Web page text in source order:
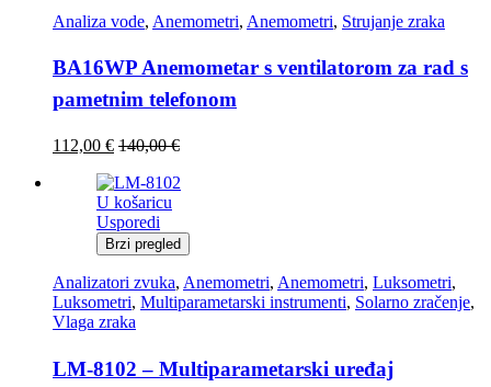
Analiza vode, Anemometri, Anemometri, Strujanje zraka
BA16WP Anemometar s ventilatorom za rad s
pametnim telefonom
112,00 € 140,00€
U košaricu
Usporedi
Brzi pregled
Analizatori zvuka, Anemometri, Anemometri, Luksometri,
Luksometri, Multiparametarski instrumenti, Solarno zračenje,
Vlaga zraka
LM-8102 – Multiparametarski uređaj